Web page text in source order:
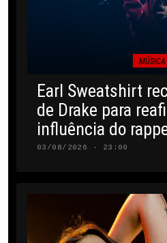
MÚSICA
Earl Sweatshirt
de Drake para
influência do
03/08/2026 · 23:00